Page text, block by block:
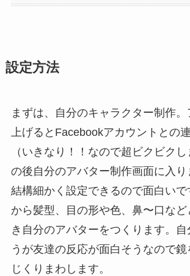
設定方法
まずは、自分のキャラクター制作
上げるとFacebookアカウントとの
（いきなり！！なので超ビクビク
の後自分のアバター制作画面に入
結構細かく設定できるので面白いで
から髪型、目の形や色、鼻〜口な
き自分のアバターをつくります。自
うが友達の反応が面白そうなので
じくりまわします。